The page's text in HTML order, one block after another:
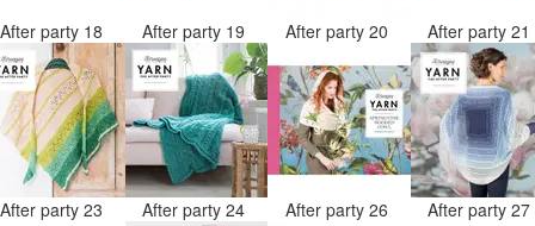
After party 18 After party 19 After party 20 After party 21
After party 23 After party 24 After party 26 After party 27